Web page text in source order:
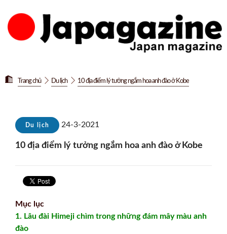
Trang chủ Du lịch 10 địa điểm lý tưởng ngắm hoa anh đào ở Kobe
Du lịch 24-3-2021
10 địa điểm lý tưởng ngắm hoa anh đào ở Kobe
Mục lục
1. Lâu đài Himeji chìm trong những đám mây màu anh
đào